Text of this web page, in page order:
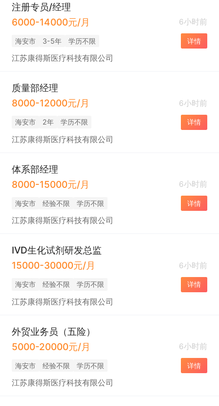
注册专员/经理
6000-14000元/月
6小时前
海安市 3-5年 学历不限 详情
江苏康得斯医疗科技有限公司
质量部经理
8000-12000元/月
6小时前
海安市 2年 学历不限 详情
江苏康得斯医疗科技有限公司
体系部经理
8000-15000元/月
6小时前
海安市 经验不限 学历不限 详情
江苏康得斯医疗科技有限公司
IVD生化试剂研发总监
15000-30000元/月
6小时前
海安市 经验不限 学历不限 详情
江苏康得斯医疗科技有限公司
外贸业务员（五险）
5000-20000元/月
6小时前
海安市 经验不限 学历不限 详情
江苏康得斯医疗科技有限公司